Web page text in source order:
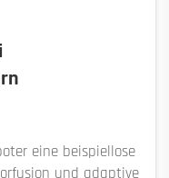
eine beispiellose
und adaptive